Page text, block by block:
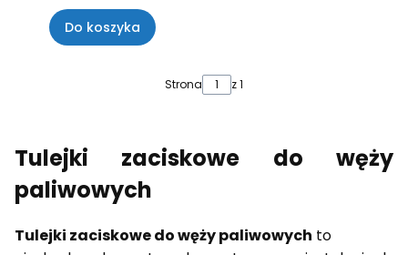
Do koszyka
Strona z 1
Tulejki zaciskowe do węży
paliwowych
Tulejki zaciskowe do węży paliwowych to